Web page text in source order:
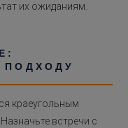
их ожиданиям.
краеугольным
встречи с